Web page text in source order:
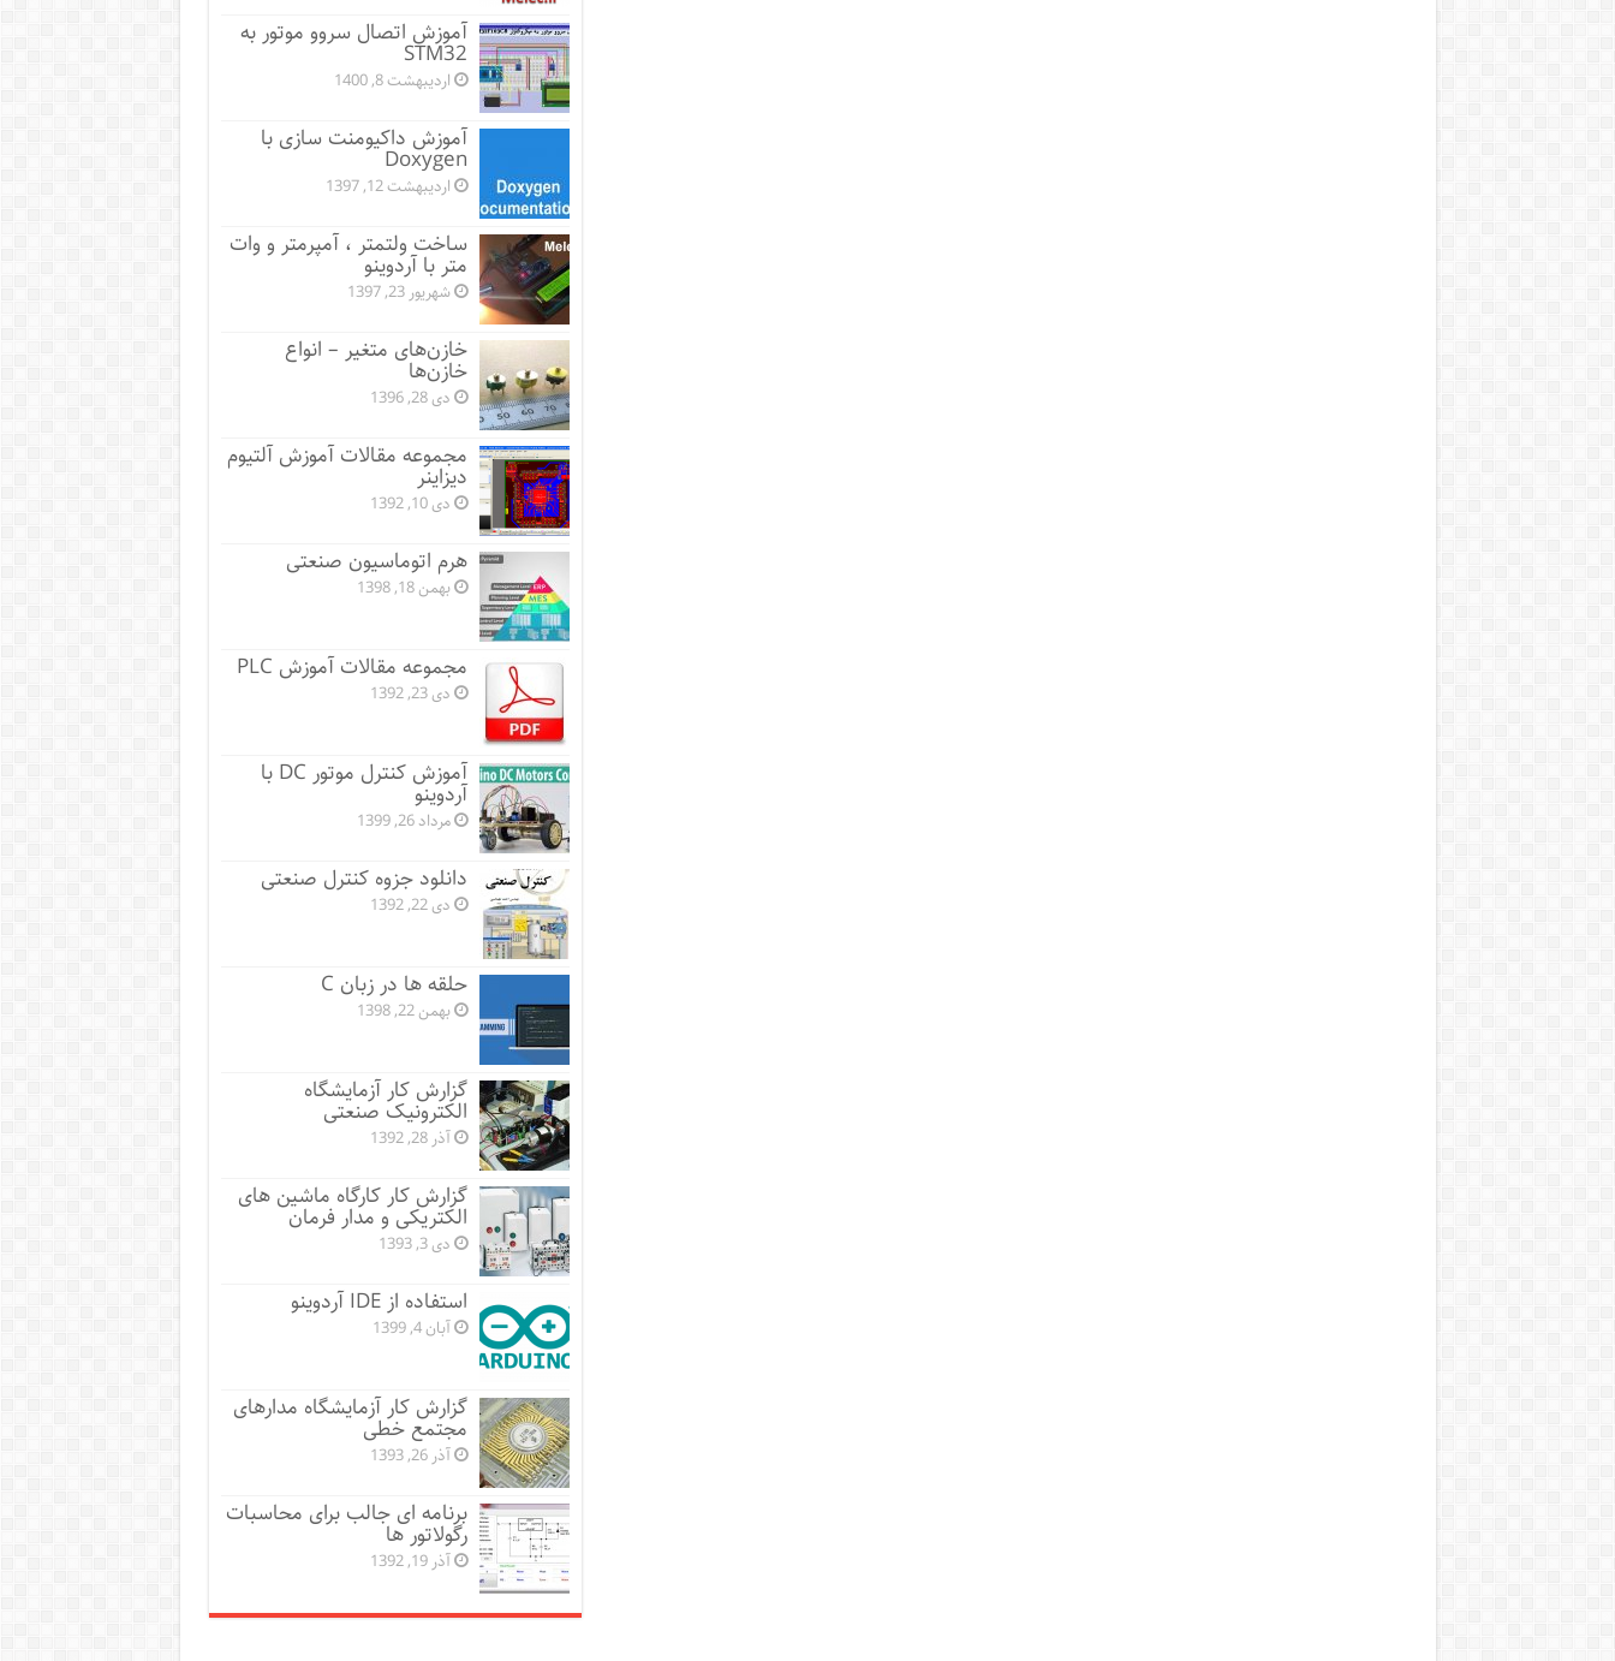
آموزش اتصال سروو موتور به
STM32
اردیبهشت 8, 1400
آموزش داکیومنت سازی با
Doxygen
اردیبهشت 12, 1397
ساخت ولتمتر ، آمپرمتر و وات
متر با آردوینو
شهریور 23, 1397
خازن‌های متغیر – انواع
خازن‌ها
دی 28, 1396
مجموعه مقالات آموزش آلتیوم
دیزاینر
دی 10, 1392
هرم اتوماسیون صنعتی
بهمن 18, 1398
مجموعه مقالات آموزش PLC
دی 23, 1392
آموزش کنترل موتور DC با
آردوینو
مرداد 26, 1399
دانلود جزوه کنترل صنعتی
دی 22, 1392
حلقه ها در زبان C
بهمن 22, 1398
گزارش کار آزمایشگاه
الکترونیک صنعتی
آذر 28, 1392
گزارش کار کارگاه ماشین های
الکتریکی و مدار فرمان
دی 3, 1393
استفاده از IDE آردوینو
آبان 4, 1399
گزارش کار آزمایشگاه مدارهای
مجتمع خطی
آذر 26, 1393
برنامه ای جالب برای محاسبات
رگولاتور ها
آذر 19, 1392